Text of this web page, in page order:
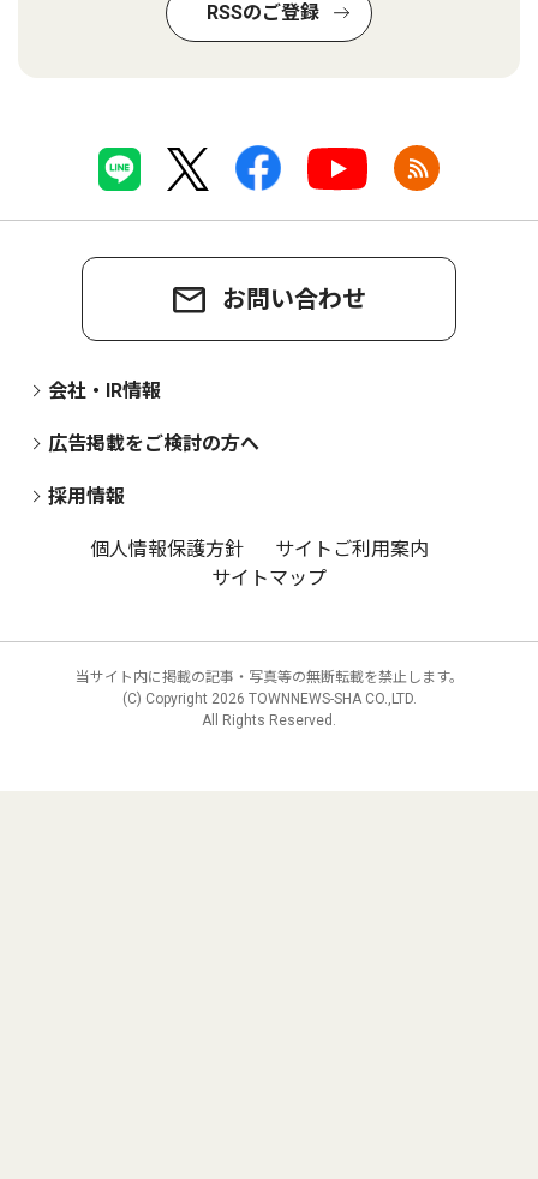
RSSのご登録
お問い合わせ
会社・IR情報
広告掲載をご検討の方へ
採用情報
個人情報保護方針
サイトご利用案内
サイトマップ
当サイト内に掲載の記事・写真等の無断転載を禁止します。
(C) Copyright 2026 TOWNNEWS-SHA CO.,LTD.
All Rights Reserved.